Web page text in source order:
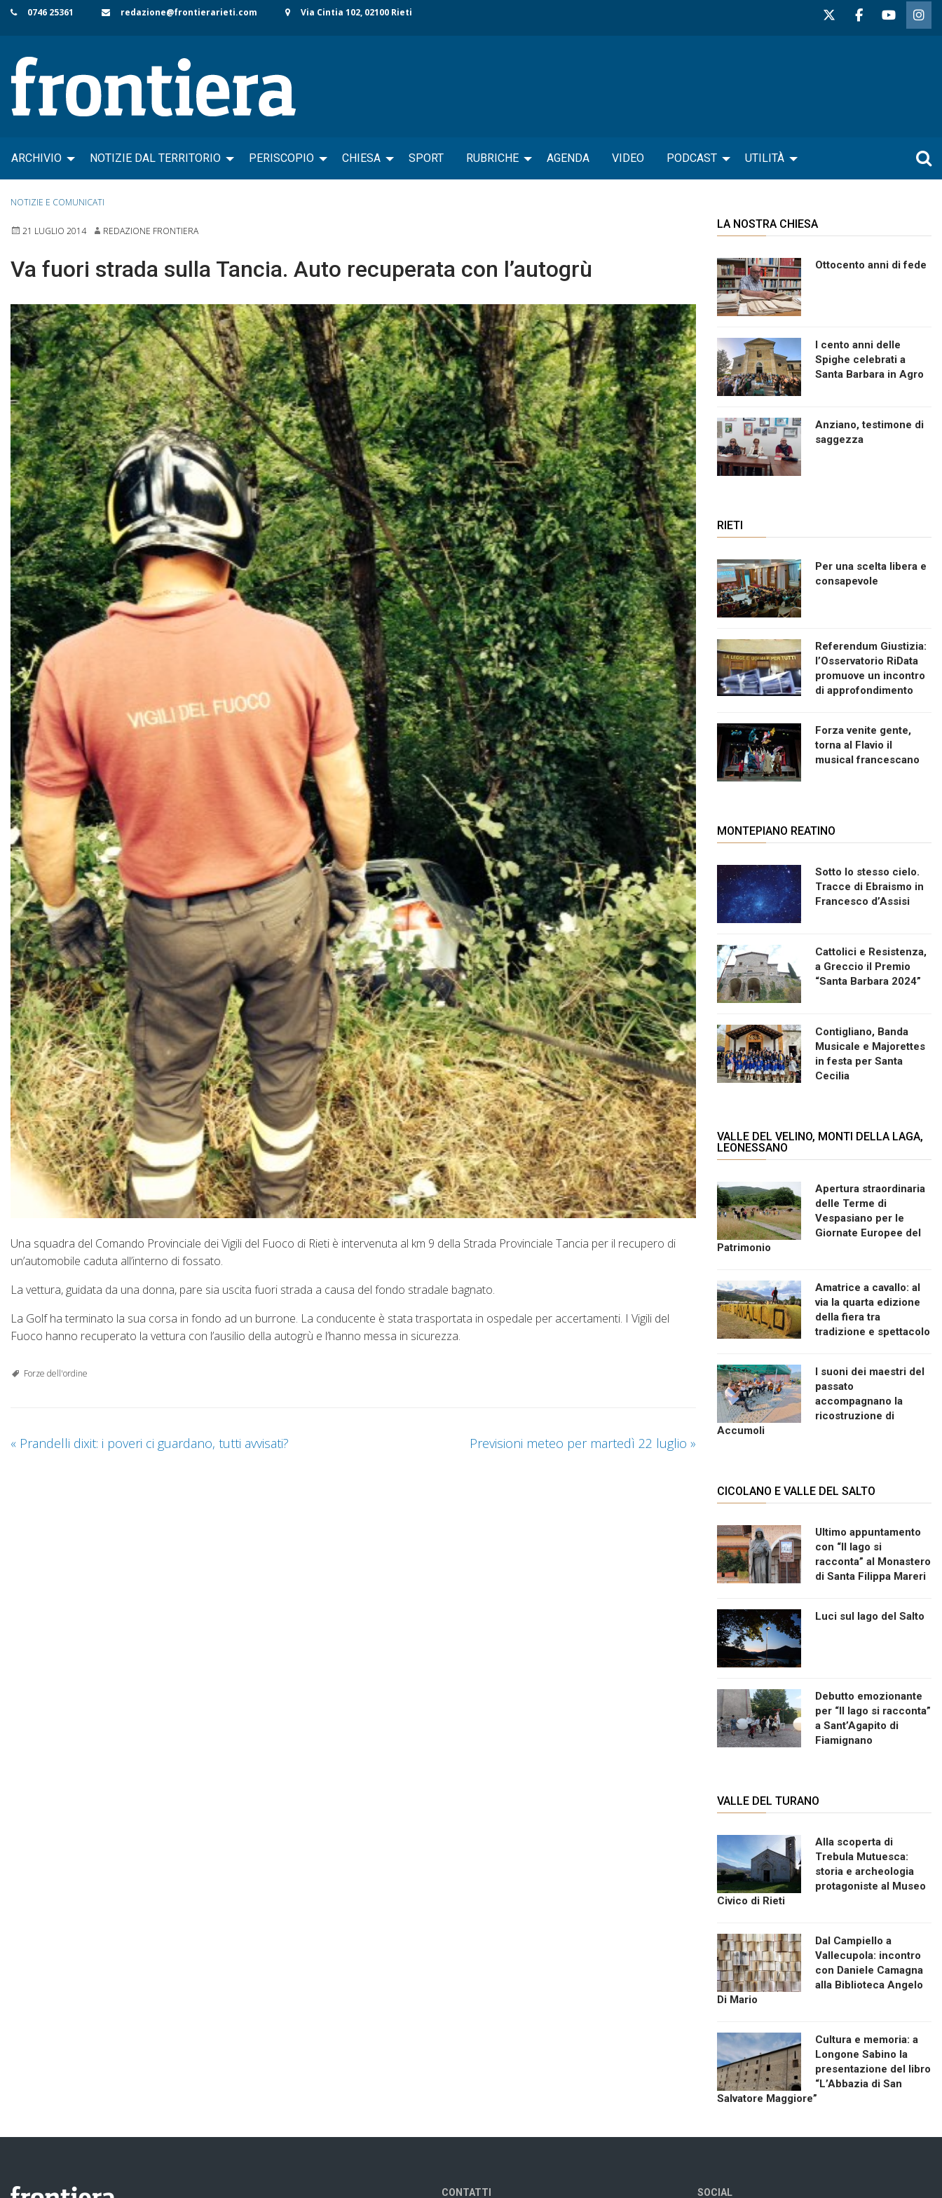
Skip
content
0746 25361 redazione@frontierarieti.com Via Cintia 102, 02100 Rieti
ARCHIVIO NOTIZIE DAL TERRITORIO PERISCOPIO CHIESA SPORT RUBRICHE AGENDA VIDEO PODCAST UTILITÀ
NOTIZIE E COMUNICATI
21 LUGLIO 2014 REDAZIONE FRONTIERA
Va fuori strada sulla Tancia. Auto recuperata con l’autogrù
Una squadra del Comando Provinciale dei Vigili del Fuoco di Rieti è intervenuta al km 9 della Strada Provinciale Tancia per il recupero di
un’automobile caduta all’interno di fossato.
La vettura, guidata da una donna, pare sia uscita fuori strada a causa del fondo stradale bagnato.
La Golf ha terminato la sua corsa in fondo ad un burrone. La conducente è stata trasportata in ospedale per accertamenti. I Vigili del
Fuoco hanno recuperato la vettura con l’ausilio della autogrù e l’hanno messa in sicurezza.
Forze dell'ordine
« Prandelli dixit: i poveri ci guardano, tutti avvisati? Previsioni meteo per martedì 22 luglio »
LA NOSTRA CHIESA
Ottocento anni di fede
I cento anni delle
Spighe celebrati a
Santa Barbara in Agro
Anziano, testimone di
saggezza
RIETI
Per una scelta libera e
consapevole
Referendum Giustizia:
l’Osservatorio RiData
promuove un incontro
di approfondimento
Forza venite gente,
torna al Flavio il
musical francescano
MONTEPIANO REATINO
Sotto lo stesso cielo.
Tracce di Ebraismo in
Francesco d’Assisi
Cattolici e Resistenza,
a Greccio il Premio
“Santa Barbara 2024”
Contigliano, Banda
Musicale e Majorettes
in festa per Santa
Cecilia
VALLE DEL VELINO, MONTI DELLA LAGA,
LEONESSANO
Apertura straordinaria
delle Terme di
Vespasiano per le
Giornate Europee del
Patrimonio
Amatrice a cavallo: al
via la quarta edizione
della fiera tra
tradizione e spettacolo
I suoni dei maestri del
passato
accompagnano la
ricostruzione di
Accumoli
CICOLANO E VALLE DEL SALTO
Ultimo appuntamento
con “Il lago si
racconta” al Monastero
di Santa Filippa Mareri
Luci sul lago del Salto
Debutto emozionante
per “Il lago si racconta”
a Sant’Agapito di
Fiamignano
VALLE DEL TURANO
Alla scoperta di
Trebula Mutuesca:
storia e archeologia
protagoniste al Museo
Civico di Rieti
Dal Campiello a
Vallecupola: incontro
con Daniele Camagna
alla Biblioteca Angelo
Di Mario
Cultura e memoria: a
Longone Sabino la
presentazione del libro
“L’Abbazia di San
Salvatore Maggiore”
CONTATTI SOCIAL